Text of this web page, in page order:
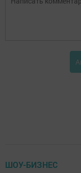
ШОУ-БИЗНЕС